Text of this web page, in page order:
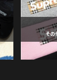
その